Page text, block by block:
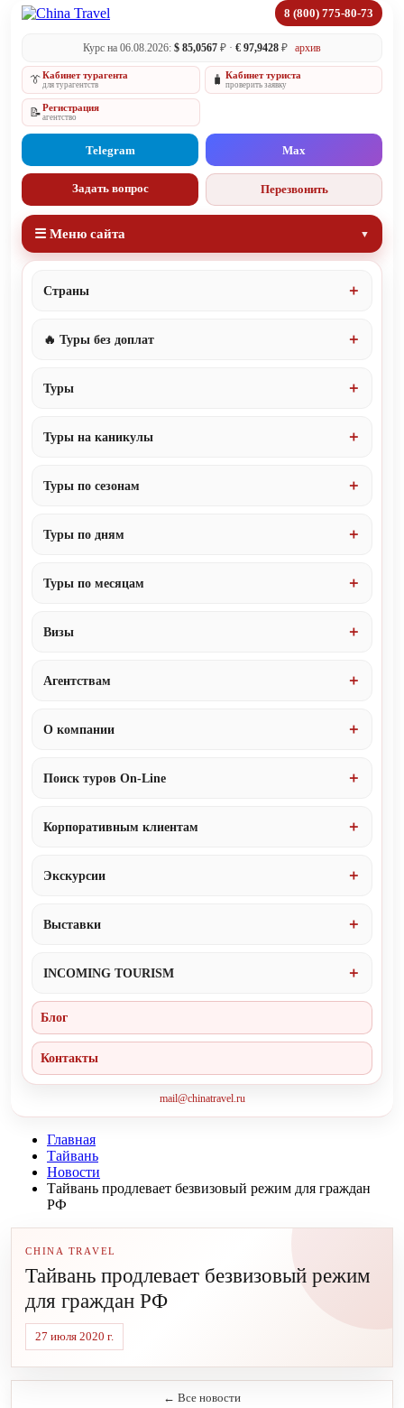
8 (800) 775-80-73
Курс на 06.08.2026: $ 85,0567 ₽ · € 97,9428 ₽ архив
👔Кабинет турагента
для турагентств 🧳 Кабинет туриста
проверить заявку
📝Регистрация
агентство
Telegram Max
Задать вопрос Перезвонить
☰ Меню сайта
Страны
🔥 Туры без доплат
Туры
Туры на каникулы
Туры по сезонам
Туры по дням
Туры по месяцам
Визы
Агентствам
О компании
Поиск туров On-Line
Корпоративным клиентам
Экскурсии
Выставки
INCOMING TOURISM
Блог
Контакты
mail@chinatravel.ru
Главная
Тайвань
Новости
Тайвань продлевает безвизовый режим для граждан
РФ
CHINA TRAVEL
Тайвань продлевает безвизовый режим
для граждан РФ
27 июля 2020 г.
← Все новости